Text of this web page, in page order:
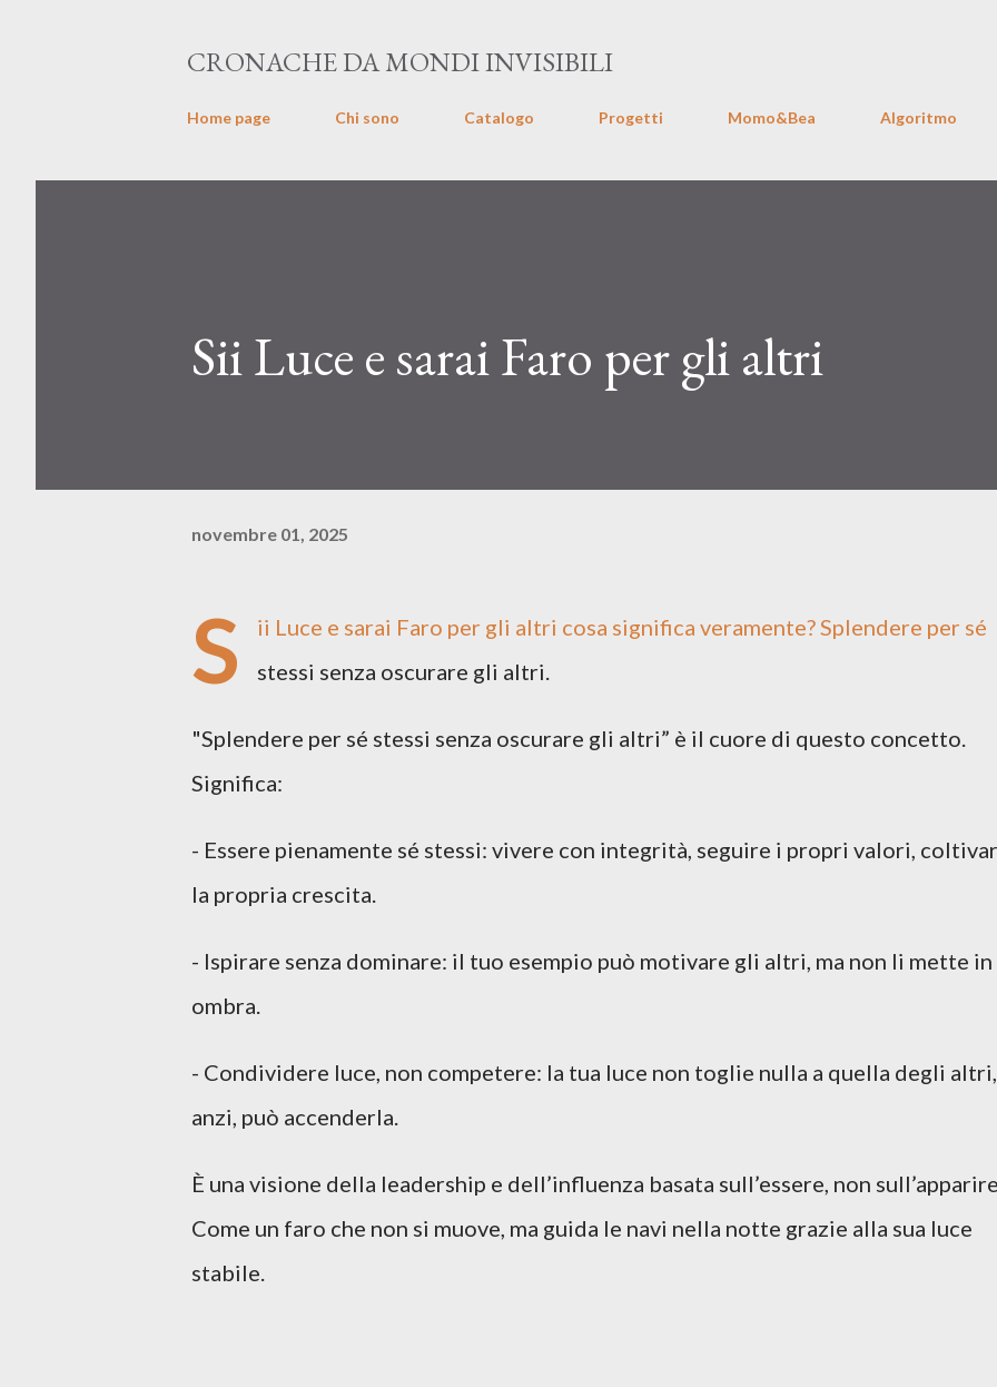
CRONACHE DA MONDI INVISIBILI
Home page Chi sono Catalogo Progetti Momo&Bea Algoritmo
Sii Luce e sarai Faro per gli altri
novembre 01, 2025
S
ii Luce e sarai Faro per gli altri cosa significa veramente? Splendere per sé
stessi senza oscurare gli altri.
"Splendere per sé stessi senza oscurare gli altri” è il cuore di questo concetto.
Significa:
- Essere pienamente sé stessi: vivere con integrità, seguire i propri valori,
la propria crescita.
- Ispirare senza dominare: il tuo esempio può motivare gli altri, ma non li mette in
ombra.
- Condividere luce, non competere: la tua luce non toglie nulla a quella degli altri,
anzi, può accenderla.
È una visione della leadership e dell’influenza basata sull’essere, non
Come un faro che non si muove, ma guida le navi nella notte grazie alla sua luce
stabile.